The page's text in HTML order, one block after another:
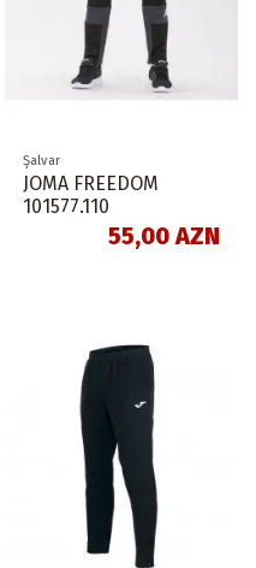
Şalvar
JOMA FREEDOM
101577.110
55,00 AZN